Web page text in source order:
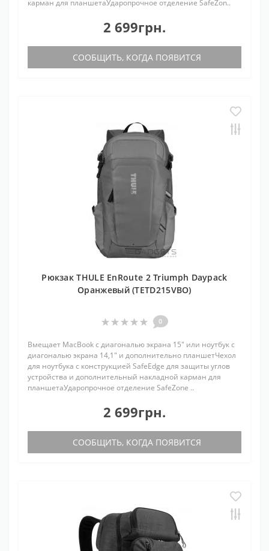
карман для планшетаУдаропрочное отделение SafeZon..
2 699грн.
СООБЩИТЬ, КОГДА ПОЯВИТСЯ
Рюкзак THULE EnRoute 2 Triumph Daypack
Оранжевый (TETD215VBO)
0
Вмещает MacBook с диагональю экрана 15" или ноутбук с
диагональю экрана 14,1" и дополнительно планшетЧехол
для ноутбука с конструкцией SafeEdge для защиты углов
устройства и дополнительный накладной карман для
планшетаУдаропрочное отделение SafeZone ..
2 699грн.
СООБЩИТЬ, КОГДА ПОЯВИТСЯ